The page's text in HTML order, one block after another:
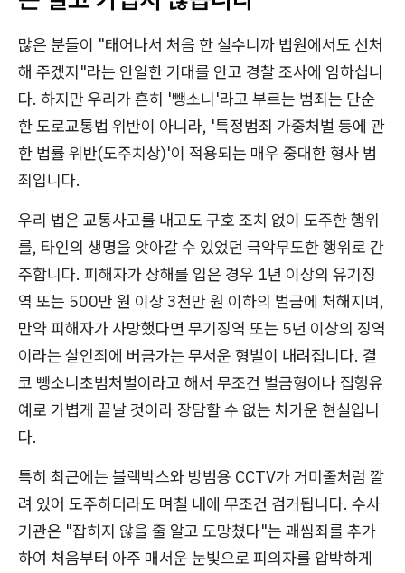
많은 분들이 "태어나서 처음 한 실수니까 법원에서도 선처
해 주겠지"라는 안일한 기대를 안고 경찰 조사에 임하십니
다. 하지만 우리가 흔히 '뺑소니'라고 부르는 범죄는 단순
한 도로교통법 위반이 아니라, '특정범죄 가중처벌 등에 관
한 법률 위반(도주치상)'이 적용되는 매우 중대한 형사 범
죄입니다.
우리 법은 교통사고를 내고도 구호 조치 없이 도주한 행위
를, 타인의 생명을 앗아갈 수 있었던 극악무도한 행위로 간
주합니다. 피해자가 상해를 입은 경우 1년 이상의 유기징
역 또는 500만 원 이상 3천만 원 이하의 벌금에 처해지며,
만약 피해자가 사망했다면 무기징역 또는 5년 이상의 징역
이라는 살인죄에 버금가는 무서운 형벌이 내려집니다. 결
코 뺑소니초범처벌이라고 해서 무조건 벌금형이나 집행유
예로 가볍게 끝날 것이라 장담할 수 없는 차가운 현실입니
다.
특히 최근에는 블랙박스와 방범용 CCTV가 거미줄처럼 깔
려 있어 도주하더라도 며칠 내에 무조건 검거됩니다. 수사
기관은 "잡히지 않을 줄 알고 도망쳤다"는 괘씸죄를 추가
하여 처음부터 아주 매서운 눈빛으로 피의자를 압박하게